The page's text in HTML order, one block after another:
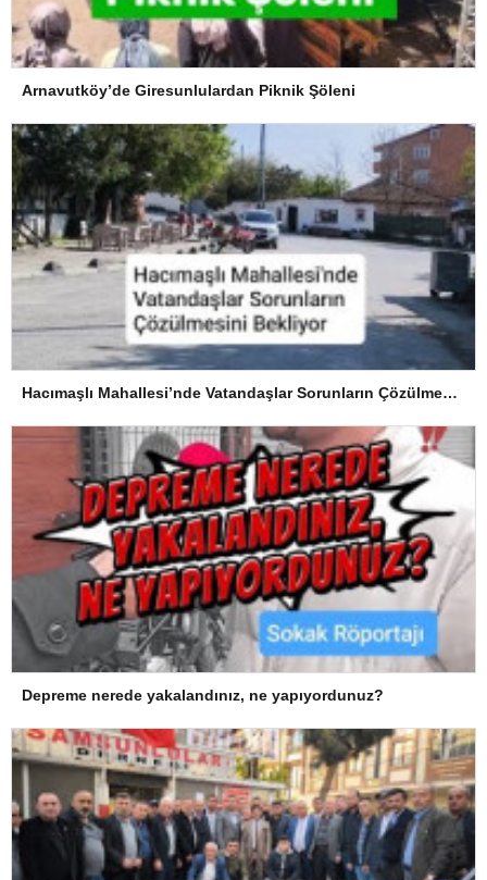
Arnavutköy’de Giresunlulardan Piknik Şöleni
Hacımaşlı Mahallesi’nde Vatandaşlar Sorunların Çözülmesini Bekliyor
Depreme nerede yakalandınız, ne yapıyordunuz?